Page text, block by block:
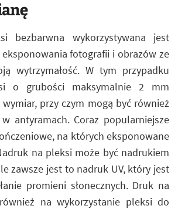
bezbarwna wykorzystywana jest
eksponowania fotografii i obrazów ze
wytrzymałość. W tym przypadku
o grubości maksymalnie 2 mm
przy czym mogą być również
antyramach. Coraz popularniejsze
na których eksponowane
na pleksi może być nadrukiem
zawsze jest to nadruk UV, który jest
promieni słonecznych. Druk na
na wykorzystanie pleksi do